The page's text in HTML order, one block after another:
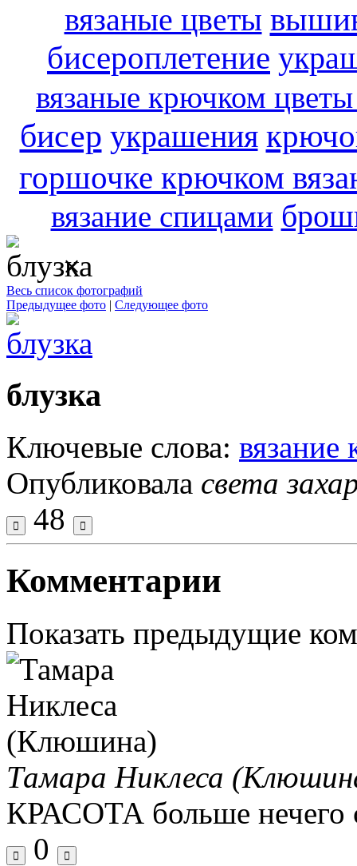
вязаные цветы
бисероплетение
вязаные крючком
бисер украшения
горшочке крючком
вязание спицами
×
Весь список фотографий
Предыдущее фото | Следующее фото
блузка
Ключевые слова:
Опубликовала света
48
Комментарии
Показать предыдущие
Тамара Никлеса
КРАСОТА больше нечего
0